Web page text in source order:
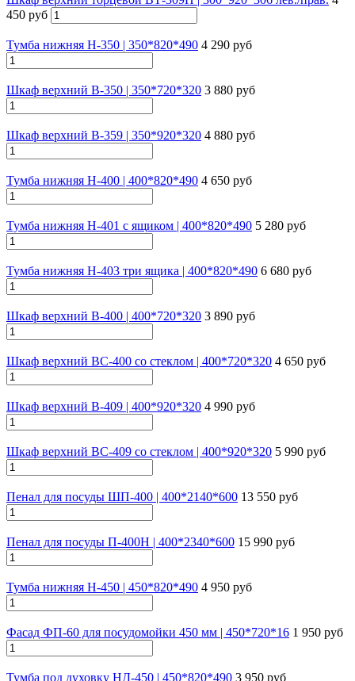
450 руб
Тумба нижняя Н-350 | 350*820*490 4 290 руб
Шкаф верхний В-350 | 350*720*320 3 880 руб
Шкаф верхний В-359 | 350*920*320 4 880 руб
Тумба нижняя Н-400 | 400*820*490 4 650 руб
Тумба нижняя Н-401 с ящиком | 400*820*490 5 280 руб
Тумба нижняя Н-403 три ящика | 400*820*490 6 680 руб
Шкаф верхний В-400 | 400*720*320 3 890 руб
Шкаф верхний ВС-400 со стеклом | 400*720*320 4 650 руб
Шкаф верхний В-409 | 400*920*320 4 990 руб
Шкаф верхний ВС-409 со стеклом | 400*920*320 5 990 руб
Пенал для посуды ШП-400 | 400*2140*600 13 550 руб
Пенал для посуды П-400Н | 400*2340*600 15 990 руб
Тумба нижняя Н-450 | 450*820*490 4 950 руб
Фасад ФП-60 для посудомойки 450 мм | 450*720*16 1 950 руб
Тумба под духовку НД-450 | 450*820*490 3 950 руб